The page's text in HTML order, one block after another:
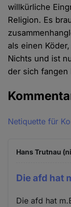
willkürliche
Religion. Es
als einen
Nichts und ist
der sich
Netiquette für
Hans Trutnau
Die afd hat
Die afd hat